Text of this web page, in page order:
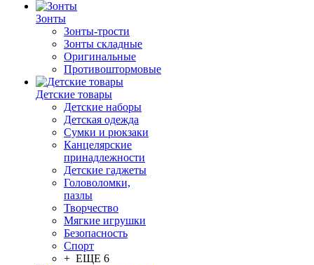
Зонты
Зонты-трости
Зонты складные
Оригинальные
Противоштормовые
Детские товары
Детские наборы
Детская одежда
Сумки и рюкзаки
Канцелярские
принадлежности
Детские гаджеты
Головоломки,
пазлы
Творчество
Мягкие игрушки
Безопасность
Спорт
+ ЕЩЕ 6